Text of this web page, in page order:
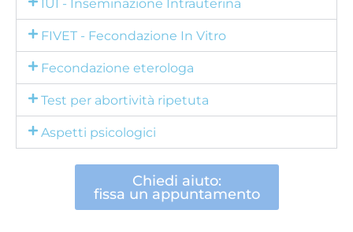
IUI - Inseminazione Intrauterina
FIVET - Fecondazione In Vitro
Fecondazione eterologa
Test per abortività ripetuta
Aspetti psicologici
Chiedi aiuto:
fissa un appuntamento